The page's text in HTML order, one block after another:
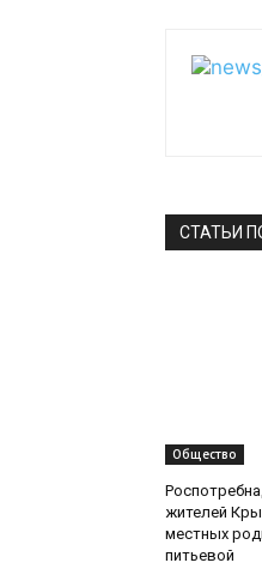
СТАТЬИ
Общество
жителей
местных
питьевой